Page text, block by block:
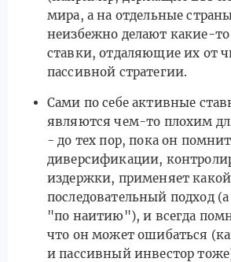
мира, а на отдельные
неизбежно делают какие-
ставки, отдаляющие их от
пассивной стратегии.
Сами по себе активные
являются чем-то плохим
- до тех пор, пока он
диверсификации,
издержки, применяет
последовательный подход (а
"по наитию"), и всегда
что он может ошибаться
и пассивный инвестор